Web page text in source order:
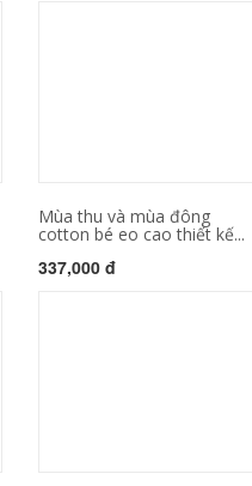
Mùa thu và mùa đông
cotton bé eo cao thiết kế...
337,000 đ